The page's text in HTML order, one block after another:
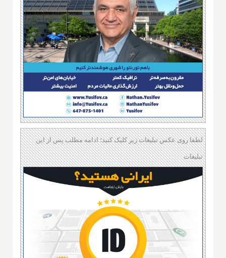
لطفا روی عکس تبلیغات زیر کلیک کنید؛ ادامه مطلب پس از این
تبلیغات